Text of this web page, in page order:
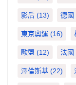
影后 (13) 德國
東京奧運 (16)
歐盟 (12) 法國
澤倫斯基 (22)